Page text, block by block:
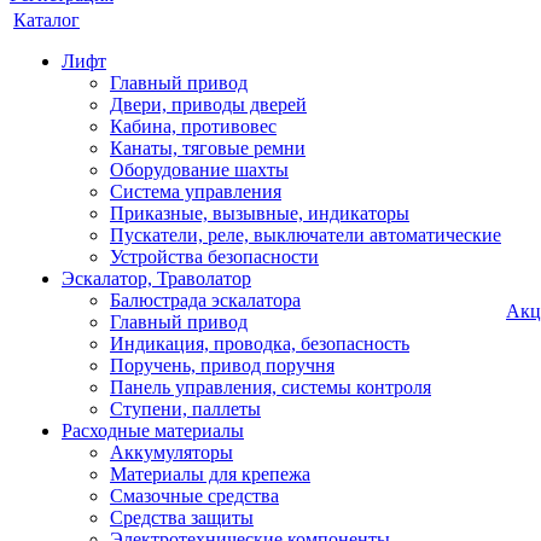
Каталог
Лифт
Главный привод
Двери, приводы дверей
Кабина, противовес
Канаты, тяговые ремни
Оборудование шахты
Система управления
Приказные, вызывные, индикаторы
Пускатели, реле, выключатели автоматические
Устройства безопасности
Эскалатор, Траволатор
Балюстрада эскалатора
Главный привод
Индикация, проводка, безопасность
Поручень, привод поручня
Панель управления, системы контроля
Ступени, паллеты
Расходные материалы
Аккумуляторы
Материалы для крепежа
Смазочные средства
Средства защиты